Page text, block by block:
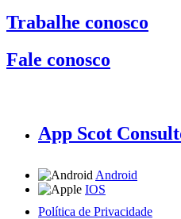
Trabalhe conosco
Fale conosco
App Scot
Android
IOS
Política de Privacidade